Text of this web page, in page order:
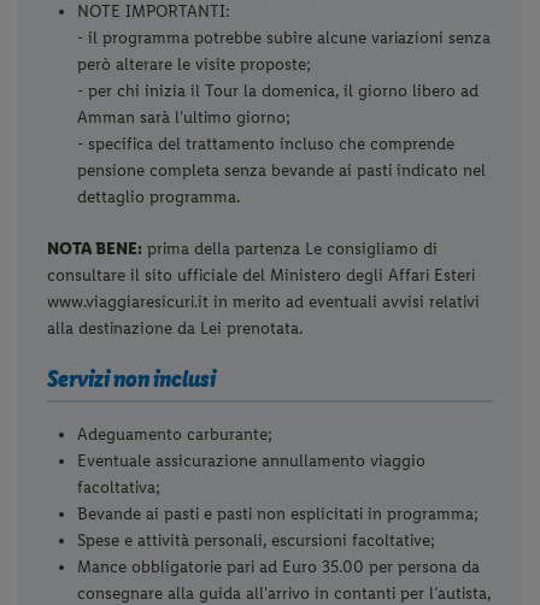
NOTE IMPORTANTI:
- il programma potrebbe subire alcune variazioni senza
però alterare le visite proposte;
- per chi inizia il Tour la domenica, il giorno libero ad
Amman sarà l'ultimo giorno;
- specifica del trattamento incluso che comprende
pensione completa senza bevande ai pasti indicato nel
dettaglio programma.
NOTA BENE: prima della partenza Le consigliamo di
consultare il sito ufficiale del Ministero degli Affari Esteri
www.viaggiaresicuri.it in merito ad eventuali avvisi relativi
alla destinazione da Lei prenotata.
Servizi non inclusi
Adeguamento carburante;
Eventuale assicurazione annullamento viaggio
facoltativa;
Bevande ai pasti e pasti non esplicitati in programma;
Spese e attività personali, escursioni facoltative;
Mance obbligatorie pari ad Euro 35.00 per persona da
consegnare alla guida all'arrivo in contanti per l’autista,